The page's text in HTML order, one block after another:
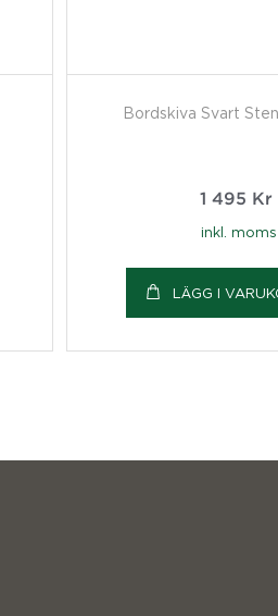
Bordskiva Svart
1 495 Kr
inkl. moms
LÄGG I